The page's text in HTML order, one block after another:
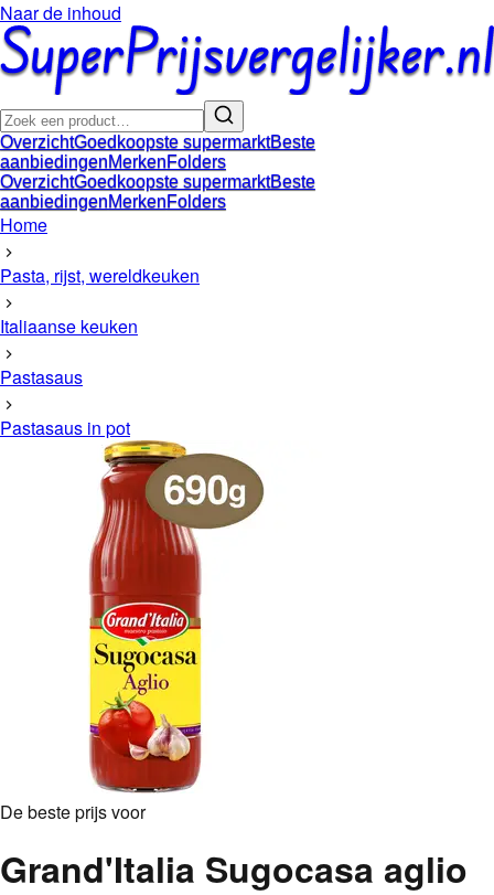
Naar de inhoud
OverzichtGoedkoopste supermarktBeste
aanbiedingenMerkenFolders
OverzichtGoedkoopste supermarktBeste
aanbiedingenMerkenFolders
Home
Pasta, rijst, wereldkeuken
Italiaanse keuken
Pastasaus
Pastasaus in pot
De beste prijs voor
Grand'Italia Sugocasa aglio